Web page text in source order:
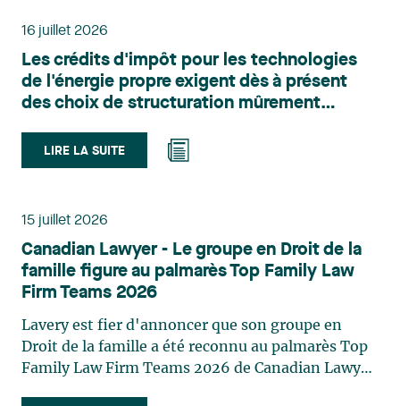
principalement sur le droit de l’environnement,
du territoire. Elle conseille et représente une
clientèle publique et privée dans le cadre d’enjeux
touchant notamment les obligations
et de permis, l’application et la contestation de
règlements d’urbanisme, ainsi que les dossiers
municipalités dans la validation juridique de leurs
Reconnue pour son approche à la fois stratégique
et pratique, elle intervient aussi en matière de
taxation municipale et d’évaluation foncière, en
plus de contribuer régulièrement à des
publications et à des activités de formation. Jean-
Sébastien Desroches œuvre en droit des affaires,
16 juillet 2026
Les crédits d'impôt pour les technologies
de l'énergie propre exigent dès à présent
des choix de structuration mûrement
LIRE LA SUITE
15 juillet 2026
Canadian Lawyer - Le groupe en Droit de la
famille figure au palmarès Top Family Law
Firm Teams 2026
Lavery est fier d'annoncer que son groupe en
Droit de la famille a été reconnu au palmarès Top
Family Law Firm Teams 2026 de Canadian Lawyer.